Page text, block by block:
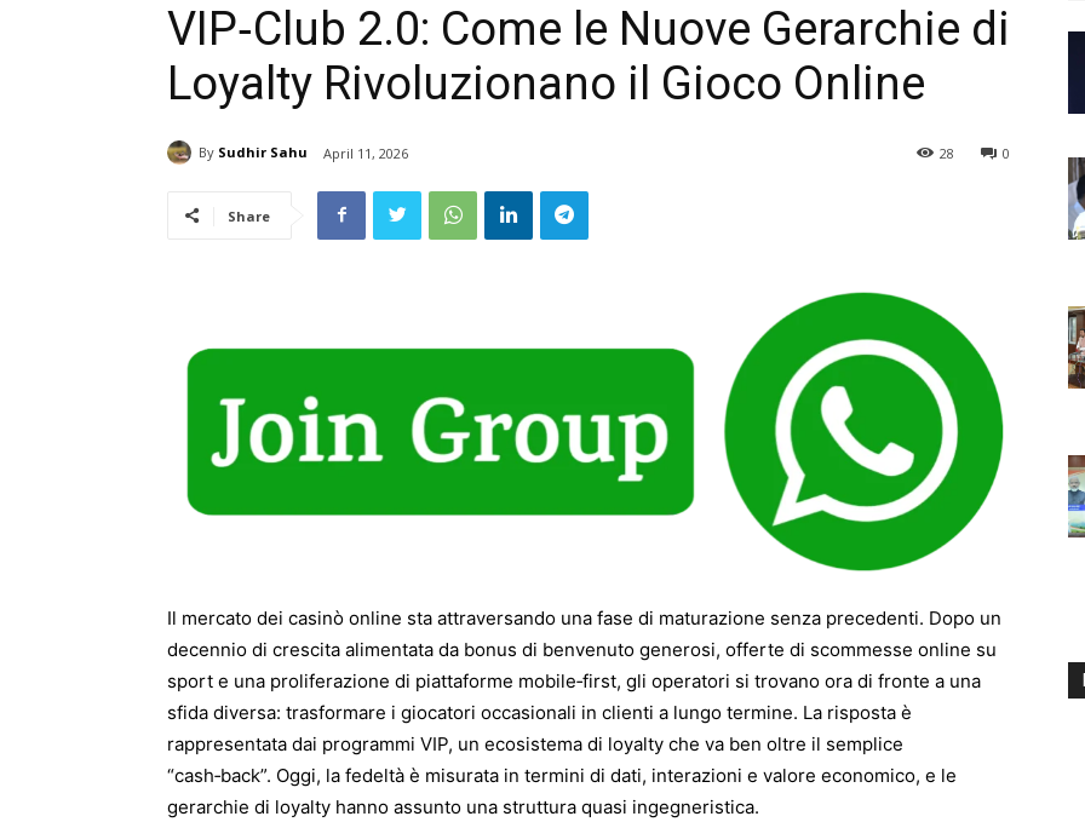
VIP‑Club 2.0: Come le Nuove Gerarchie di
Loyalty Rivoluzionano il Gioco Online
By Sudhir Sahu April 11, 2026 0
28
Share
Il mercato dei casinò online sta attraversando una fase di maturazione senza precedenti. Dopo un
decennio di crescita alimentata da bonus di benvenuto generosi, offerte di scommesse online su
sport e una proliferazione di piattaforme mobile‑first, gli operatori si trovano ora di fronte a una
sfida diversa: trasformare i giocatori occasionali in clienti a lungo termine. La risposta è
rappresentata dai programmi VIP, un ecosistema di loyalty che va ben oltre il semplice
“cash‑back”. Oggi, la fedeltà è misurata in termini di dati, interazioni e valore economico, e le
gerarchie di loyalty hanno assunto una struttura quasi ingegneristica.